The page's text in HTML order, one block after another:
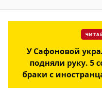
У Сафоновой
подняли руку. 5
браки с